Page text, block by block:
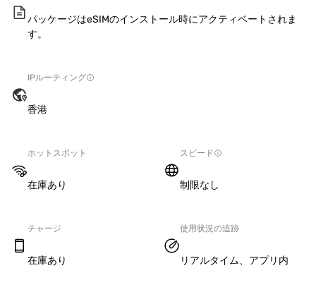
パッケージはeSIMのインストール時にアクティベートされま
す。
IPルーティング
香港
ホットスポット
在庫あり
スピード
制限なし
チャージ
在庫あり
使用状況の追跡
リアルタイム、アプリ内